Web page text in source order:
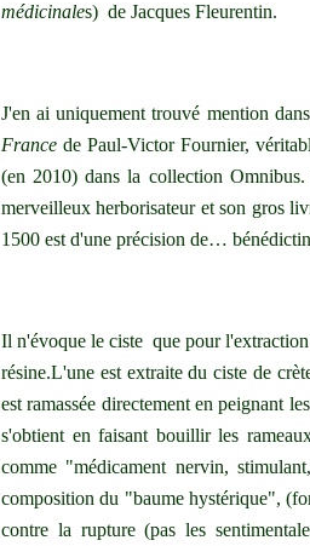
médicinales) de Jacques Fleurentin.
J'en ai uniquement trouvé mention
France de Paul-Victor Fournier,
(en 2010) dans la collection
merveilleux herborisateur et son gros
1500 est d'une précision de…
Il n'évoque le ciste que pour
résine.L'une est extraite du ciste de
est ramassée directement en peignant
s'obtient en faisant bouillir les
comme "médicament nervin,
composition du "baume hystérique",
contre la rupture (pas les